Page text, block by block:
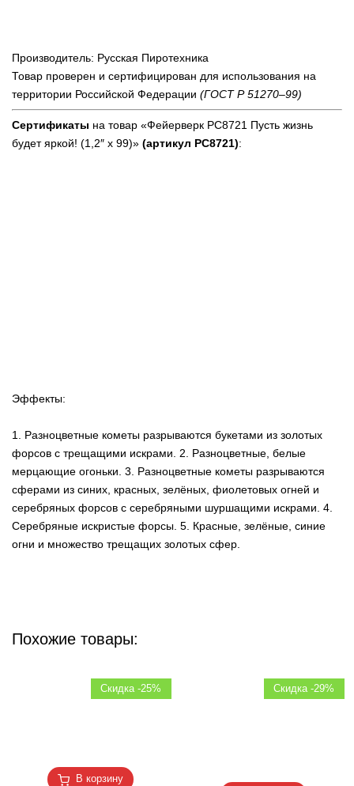
Производитель: Русская Пиротехника
Товар проверен и сертифицирован для использования на
территории Российской Федерации (ГОСТ Р 51270–99)
Сертификаты на товар «Фейерверк РС8721 Пусть жизнь
будет яркой! (1,2″ х 99)» (артикул РС8721):
Эффекты:
1. Разноцветные кометы разрываются букетами из золотых
форсов с трещащими искрами. 2. Разноцветные, белые
мерцающие огоньки. 3. Разноцветные кометы разрываются
сферами из синих, красных, зелёных, фиолетовых огней и
серебряных форсов с серебряными шуршащими искрами. 4.
Серебряные искристые форсы. 5. Красные, зелёные, синие
огни и множество трещащих золотых сфер.
Похожие товары:
В корзину
Скидка -25% Скидка -29%